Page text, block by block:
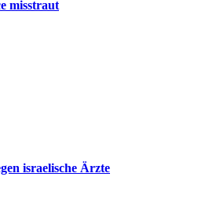
misstraut
israelische Ärzte